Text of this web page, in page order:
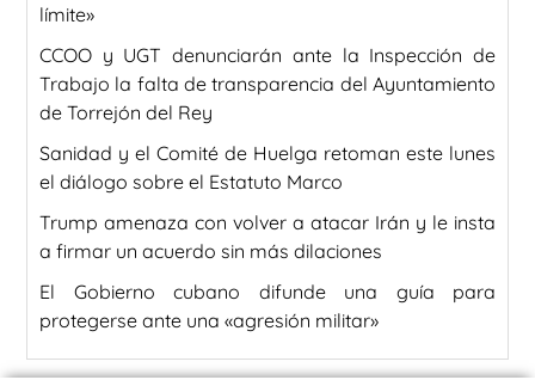
límite»
CCOO y UGT denunciarán ante la Inspección de
Trabajo la falta de transparencia del Ayuntamiento
de Torrejón del Rey
Sanidad y el Comité de Huelga retoman este lunes
el diálogo sobre el Estatuto Marco
Trump amenaza con volver a atacar Irán y le insta
a firmar un acuerdo sin más dilaciones
El Gobierno cubano difunde una guía para
protegerse ante una «agresión militar»